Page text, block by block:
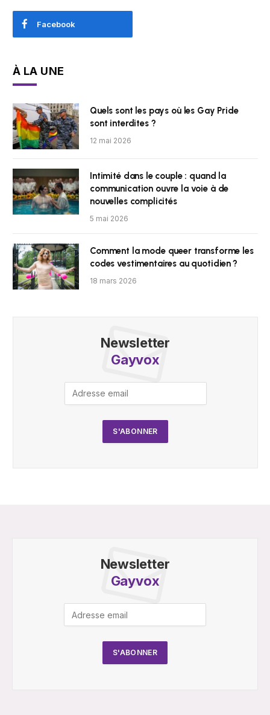
Facebook
À LA UNE
Quels sont les pays où les Gay Pride
sont interdites ?
12 mai 2026
Intimité dans le couple : quand la
communication ouvre la voie à de
nouvelles complicités
5 mai 2026
Comment la mode queer transforme les
codes vestimentaires au quotidien ?
18 mars 2026
Newsletter
Gayvox
Newsletter
Gayvox